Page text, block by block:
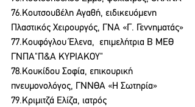
76.Κουτσουβέλη Αγαθή, ειδικευόμενη
Πλαστικός Χειρουργός, ΓΝΑ «Γ. Γεννηματάς»
77.Κουφόγλου Έλενα,  επιμελήτρια Β ΜΕΘ
ΓΝΠΑ"Π&Α ΚΥΡΙΑΚΟΥ"
78.Κουκίδου Σοφία, επικουρική
πνευμονολόγος, ΓΝΝΘΑ «Η Σωτηρία»
79.Κριμιτζά Ελίζα, ιατρός